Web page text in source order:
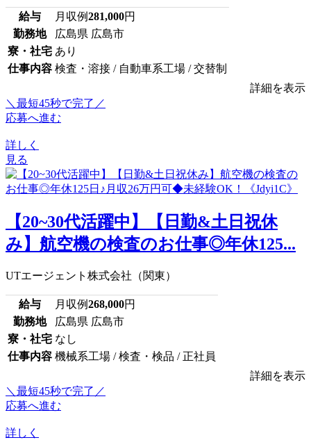
給与 月収例281,000円
勤務地
広島県 広島市
寮・社宅 あり
仕事内容 検査・溶接 / 自動車系工場 / 交替制
詳細を表示
＼最短45秒で完了／
応募へ進む
詳しく
見る
【20~30代活躍中】【日勤&土日祝休
み】航空機の検査のお仕事◎年休125...
UTエージェント株式会社（関東）
給与 月収例268,000円
勤務地
広島県 広島市
寮・社宅 なし
仕事内容 機械系工場 / 検査・検品 / 正社員
詳細を表示
＼最短45秒で完了／
応募へ進む
詳しく